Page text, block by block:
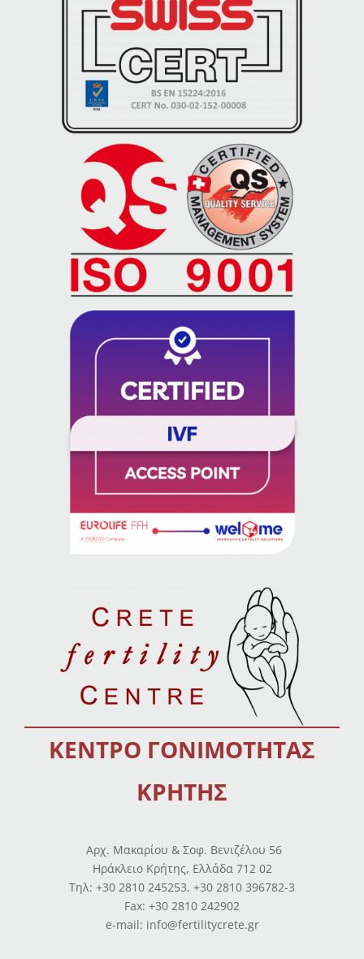
ΚΕΝΤΡΟ ΓΟΝΙΜΟΤΗΤΑΣ
ΚΡΗΤΗΣ
Αρχ. Μακαρίου & Σοφ. Βενιζέλου 56
Ηράκλειο Κρήτης, Ελλάδα 712 02
Tηλ: +30 2810 245253, +30 2810 396782-3
Fax: +30 2810 242902
e-mail: info@fertilitycrete.gr